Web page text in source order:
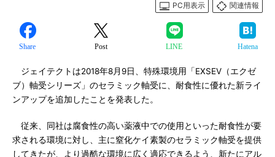
PC用表示
関連情報
Share Post LINE Hatena
ジェイテクトは2018年8月9日、特殊環境用「EXSEV（エクゼ
ブ）軸受シリーズ」のセラミック軸受に、耐食性に優れた新ライ
ンアップを追加したことを発表した。
従来、同社は腐食性の高い薬液中での使用といった耐食性が要
求される環境に対し、主に窒化ケイ素製のセラミック軸受を提供
してきたが、より過酷な環境に広く適応できるよう、新たにアル